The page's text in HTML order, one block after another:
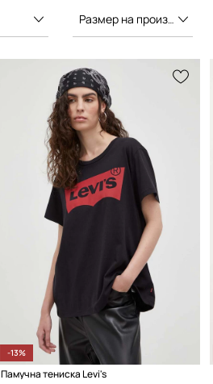
Размер на производителя
-13%
Памучна тениска Levi's